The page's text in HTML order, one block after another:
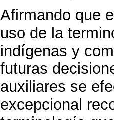
Afirmando que
uso de la
indígenas y
futuras
auxiliares se
excepcional